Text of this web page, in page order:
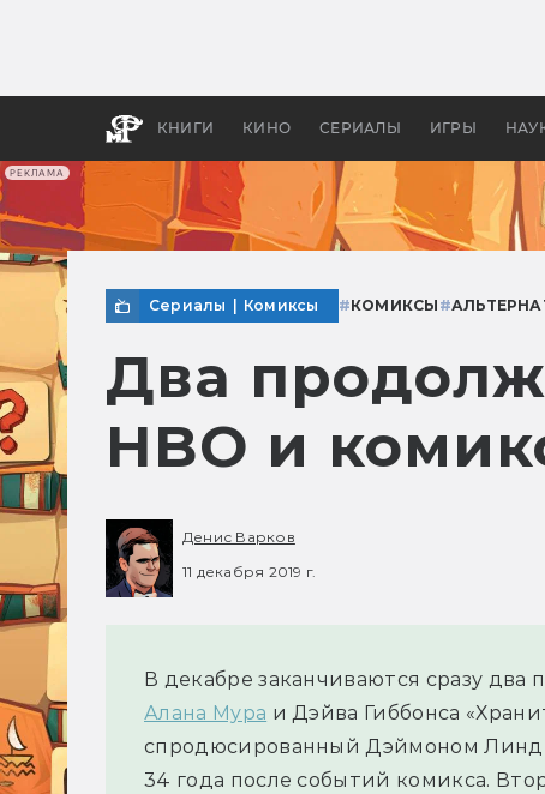
РЕКЛАМА
КНИГИ КИНО СЕРИАЛЫ ИГРЫ
бы
Сериалы Комиксы #КОМИКСЫ #
Два
HBO и
Денис Варков
11 декабря 2019 г.
В декабре заканчиваются сразу
Алана Мура и Дэйва Гиббонса
спродюсированный Дэймоном
34 года после событий комикса.